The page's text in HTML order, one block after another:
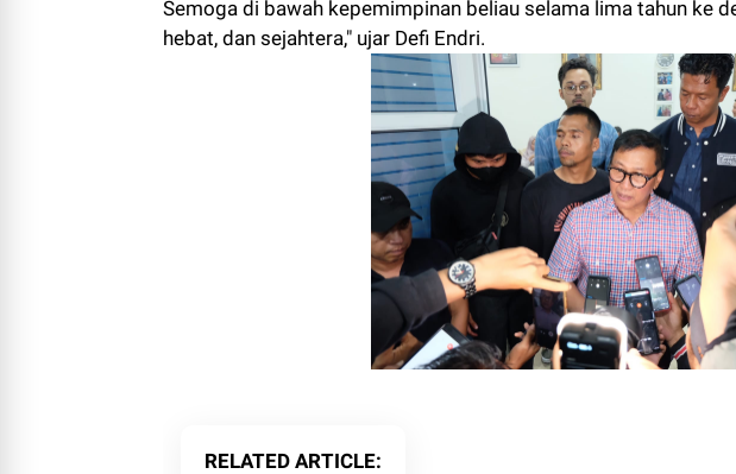
Semoga di bawah kepemimpinan beliau selama lima tahun ke
hebat, dan sejahtera," ujar Defi Endri.
RELATED ARTICLE